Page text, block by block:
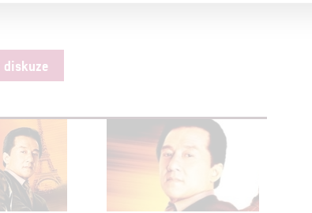
diskuze
na omezených údajích a měření reklamy
obsah, měření obsahu, průzkum publika a vývoj
předcházení a zjišťování podvodů a
reklamy a obsahu